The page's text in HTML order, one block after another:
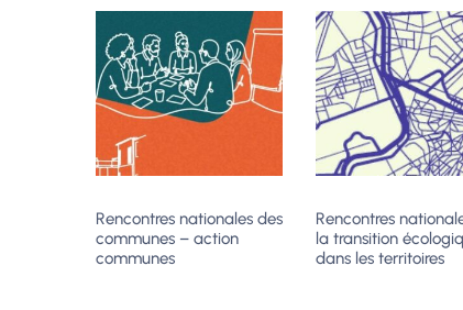
Rencontres nationales des
communes – action
communes
Rencontres
la transition
dans les territoires